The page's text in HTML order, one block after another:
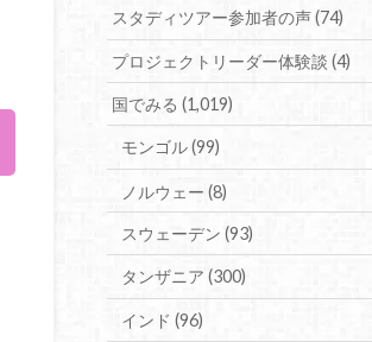
スタディツアー参加者の声(74)
プロジェクトリーダー体験談(4)
国でみる(1,019)
モンゴル(99)
ノルウェー (8)
スウェーデン (93)
タンザニア (300)
インド (96)